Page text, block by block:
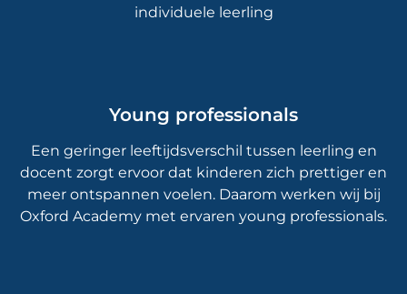
individuele leerling
Young professionals
Een geringer leeftijdsverschil tussen leerling en
docent zorgt ervoor dat kinderen zich prettiger en
meer ontspannen voelen. Daarom werken wij bij
Oxford Academy met ervaren young professionals.